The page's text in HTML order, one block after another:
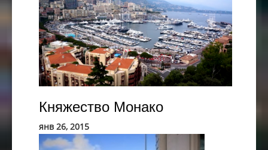
Монако
Княжество Монако
янв 26, 2015